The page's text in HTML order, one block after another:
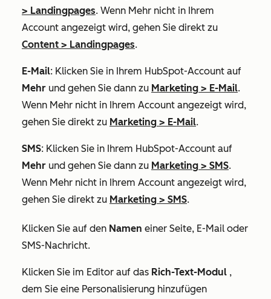
> Landingpages. Wenn Mehr nicht in Ihrem
Account angezeigt wird, gehen Sie direkt zu
Content > Landingpages.
E-Mail: Klicken Sie in Ihrem HubSpot-Account auf
Mehr und gehen Sie dann zu Marketing > E-Mail.
Wenn Mehr nicht in Ihrem Account angezeigt wird,
gehen Sie direkt zu Marketing > E-Mail.
SMS: Klicken Sie in Ihrem HubSpot-Account auf
Mehr und gehen Sie dann zu Marketing > SMS.
Wenn Mehr nicht in Ihrem Account angezeigt wird,
gehen Sie direkt zu Marketing > SMS.
Klicken Sie auf den Namen einer Seite, E-Mail oder
SMS-Nachricht.
Klicken Sie im Editor auf das Rich-Text-Modul ,
dem Sie eine Personalisierung hinzufügen